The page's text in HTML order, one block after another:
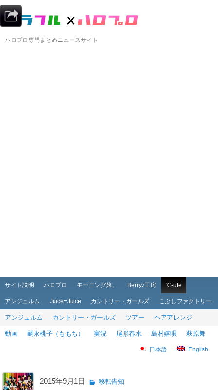
ハロプロ専門まとめニュースサイト
メインメニュー
メインコンテンツへ移動
サブコンテンツへ移動
サイト説明 ハロプロ モーニング娘。 Berryz工房 ℃-ute
アンジュルム Juice=Juice カントリー・ガールズ こぶしファクトリー
アンジュルム カントリー・ガールズ ツアー ヘアアレンジ
動画 嗣永桃子（ももち） 実況 尾形春水 島村嬉唄 萩原舞
日本語 English
2015年9月1日 移転告知